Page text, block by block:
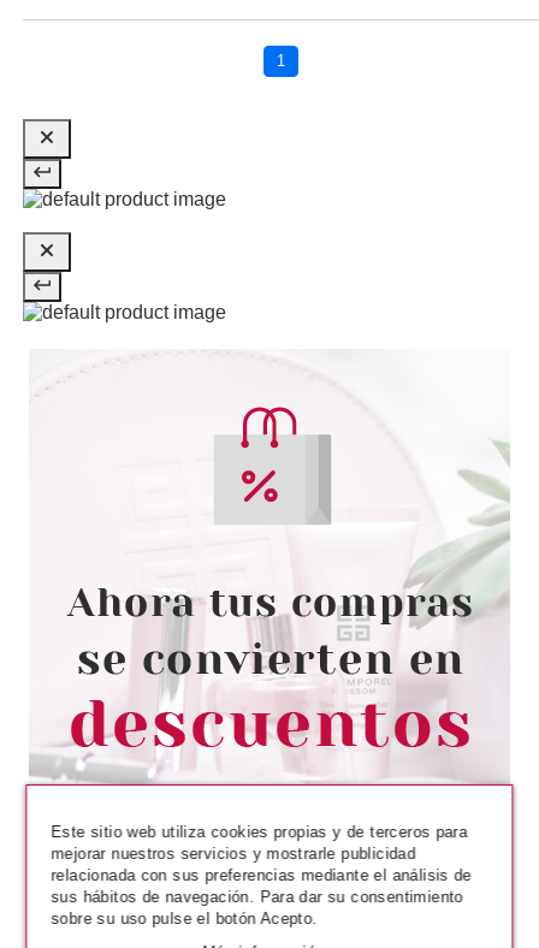
01 GLITTER & PIGMENT
APPLICATORdesde
1.58€
LOTTIE LONDON
LOTTIE LONDON
QUITAESMALTE LACQUER
TWIST POT 70 ML
UBU
UBU XXL SUPER SOFTY
1
Este sitio web utiliza cookies propias y de terceros para
mejorar nuestros servicios y mostrarle publicidad
relacionada con sus preferencias mediante el análisis de
sus hábitos de navegación. Para dar su consentimiento
sobre su uso pulse el botón Acepto.